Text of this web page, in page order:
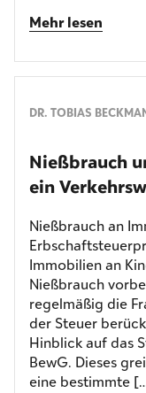
Mehr lesen
DR. TOBIAS
Nießbrauch
ein
Nießbrauch an
Immobilien an
Nießbrauch
regelmäßig die
der Steuer
Hinblick auf das
BewG. Dieses
eine bestimmte